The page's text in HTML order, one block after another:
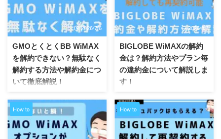
2026/7/6
GMOとくとくBB WiMAX
を解約できない？無駄なく
解約する方法や解約金につ
いて徹底解説！
解約金はいくら？ GMO WiMAX
の解約方法は？ 端末の返却は必
要？ 解約月は日割り計算？ この
記事では格安SIM運営時からGMO
とくとくBB WiMAXを常に利用し
2026/8/7
BIGLOBE WiMAXの解約
金は？解約方法やプラン毎
の違約金について解説しま
す！
BIGLOBE WiMAXの解約方法は？
BIGLOBE WiMAXの違約金は？
BIGLOBE WiMAXは電話で解約？
BIGLOBE WiMAXは再契約でき
る？ この記事ではポケット型Wi-
How to How to